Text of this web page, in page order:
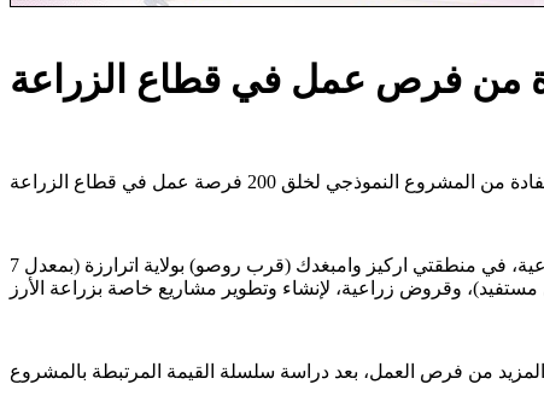
من فرص عمل في قطاع الزراعة
وأوضحت الوزارة في منشور على فيسبوك، أن البرنامج سيستفيد من خلاله 92 من حاملي الشهادات من عقود استغلال مساحات زراعية، في منطقتي اركيز وامبغدك (قرب روصو) بولاية اترارزة (بمعدل 7